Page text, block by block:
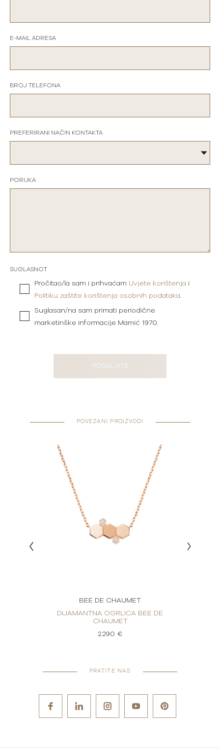
E-MAIL ADRESA
BROJ TELEFONA
PREFERIRANI NAČIN KONTAKTA
PORUKA
SUGLASNOT
Pročitao/la sam i prihvaćam Uvjete korištenja i
Politiku zaštite korištenja osobnih podataka.
Suglasan/na sam primati periodične
marketinške informacije Mamić 1970.
POŠALJITE
POVEZANI PROIZVODI
BEE DE CHAUMET
DIJAMANTNA OGRLICA BEE DE
CHAUMET
2.290 €
PRATITE NAS